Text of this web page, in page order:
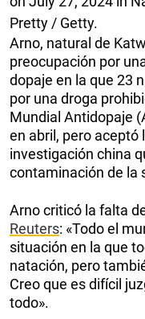
Pretty / Getty.
Arno, natural de
preocupación por
dopaje en la que 23
por una droga
Mundial Antidopaje
en abril, pero aceptó
investigación china
contaminación de la
Arno criticó la falta
Reuters: «Todo el
situación en la que
natación, pero
Creo que es difícil
todo».